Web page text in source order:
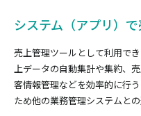
システム（アプリ）
売上管理ツールとして利用で
上データの自動集計や集約、
客情報管理などを効率的に行
ため他の業務管理システムと